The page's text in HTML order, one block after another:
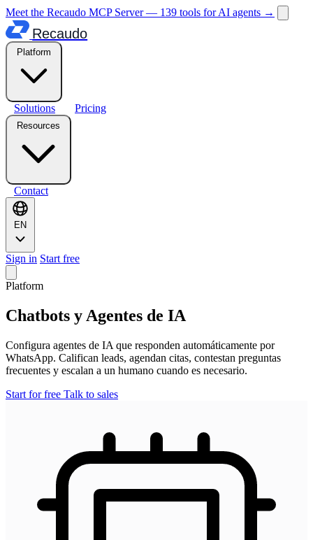
Meet the Recaudo MCP Server — 139 tools for AI agents →
Recaudo
Platform
Solutions Pricing
Resources
Contact
EN
Sign in Start free
Platform
Chatbots y Agentes de IA
Configura agentes de IA que responden automáticamente por
WhatsApp. Califican leads, agendan citas, contestan preguntas
frecuentes y escalan a un humano cuando es necesario.
Start for free Talk to sales